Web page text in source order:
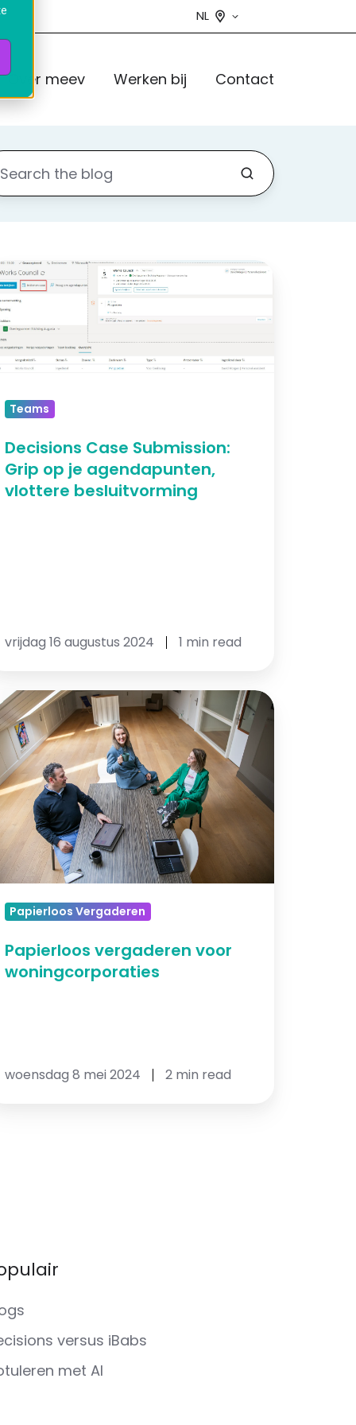
NL
Over meev Werken bij Contact
Teams
Decisions Case Submission:
Grip op je agendapunten,
vlottere besluitvorming
vrijdag 16 augustus 2024 1 min read
Papierloos Vergaderen
Papierloos vergaderen voor
woningcorporaties
woensdag 8 mei 2024 2 min read
versus iBabs
met AI